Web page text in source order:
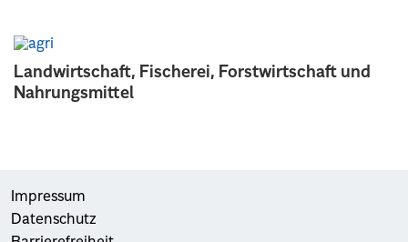
Landwirtschaft, Fischerei, Forstwirtschaft und
Nahrungsmittel
Impressum
Datenschutz